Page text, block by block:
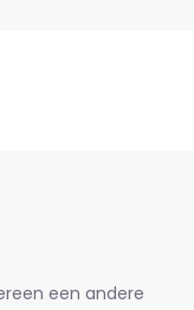
een andere